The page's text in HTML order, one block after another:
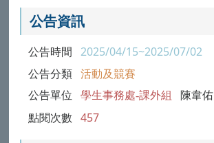
公告資訊
公告時間 2025/04/15~2025/07/02
公告分類 活動及競賽
公告單位 學生事務處-課外組 陳韋佑
點閱次數 457